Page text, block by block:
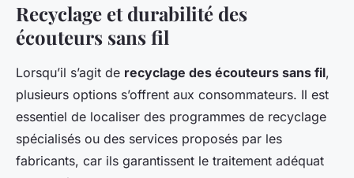
Recyclage et durabilité des
écouteurs sans fil
Lorsqu’il s’agit de recyclage des écouteurs sans fil,
plusieurs options s’offrent aux consommateurs. Il est
essentiel de localiser des programmes de recyclage
spécialisés ou des services proposés par les
fabricants, car ils garantissent le traitement adéquat